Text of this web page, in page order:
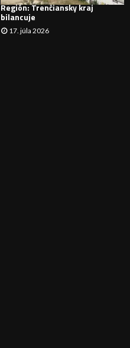
Región: Trenčiansky kraj
bilancuje
17. júla 2026